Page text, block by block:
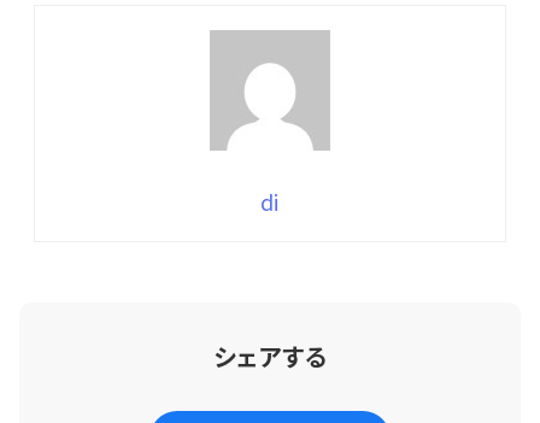
di
シェアする